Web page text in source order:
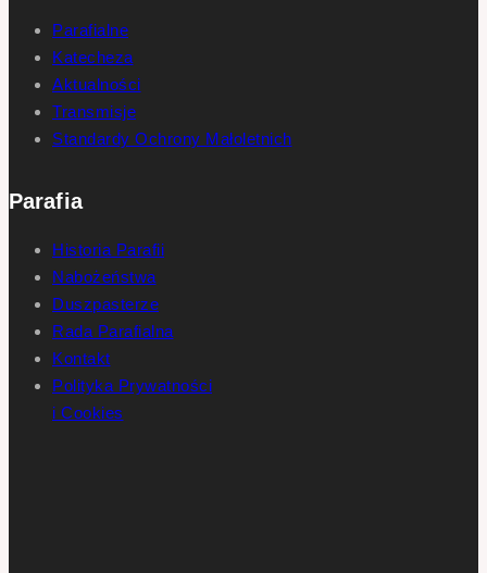
Parafialne
Katecheza
Aktualności
Transmisje
Standardy Ochrony Małoletnich
Parafia
Historia Parafii
Nabożeństwa
Duszpasterze
Rada Parafialna
Kontakt
Polityka Prywatności
i Cookies